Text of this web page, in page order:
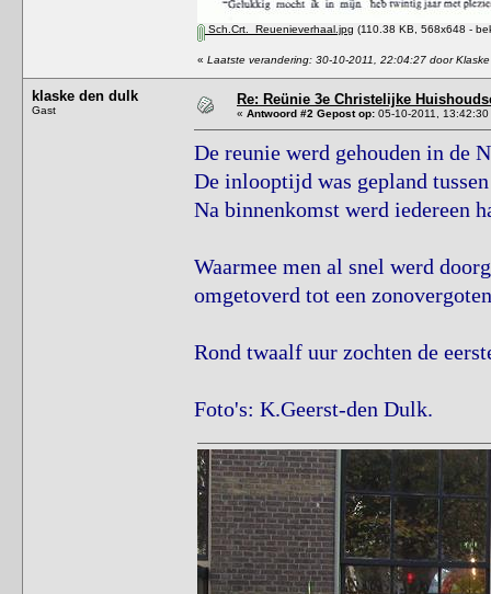
Sch.Crt._Reuenieverhaal.jpg (110.38 KB, 568x648 -
« Laatste verandering: 30-10-2011, 22:04:27 door
klaske den dulk
Gast
Re: Reünie 3e Christelijke
« Antwoord #2 Gepost op: 05-10-2011, 13:42:30
De reunie werd gehouden in de
De inlooptijd was gepland
Na binnenkomst werd iedereen
Waarmee men al snel werd
omgetoverd tot een
Rond twaalf uur zochten de
Foto's: K.Geerst-den Dulk.